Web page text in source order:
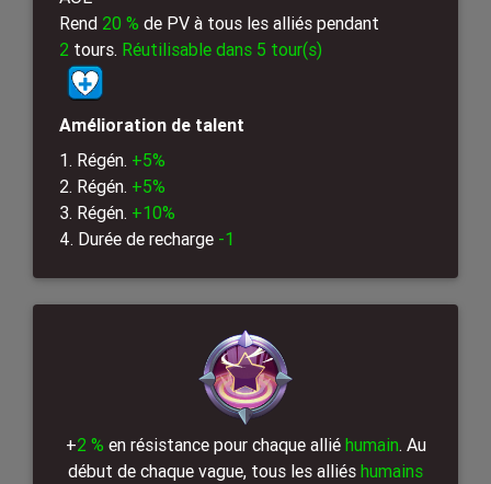
Rend 20 % de PV à tous les alliés pendant
2 tours. Réutilisable dans 5 tour(s)
Amélioration de talent
1. Régén. +5%
2. Régén. +5%
3. Régén. +10%
4. Durée de recharge -1
+2 % en résistance pour chaque allié humain. Au
début de chaque vague, tous les alliés humains